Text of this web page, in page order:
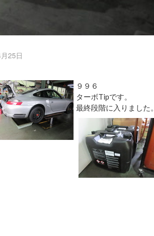
25日
９９６
ターボTipです。
最終段階に入りました。